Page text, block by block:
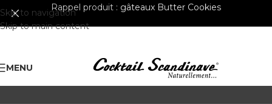
Skip to navigation
Skip to main content
Rappel produit : gâteaux Butter Cookies
MENU